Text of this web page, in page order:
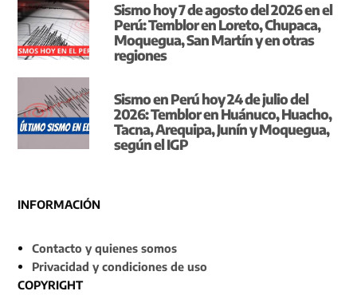
Sismo hoy 7 de agosto del 2026 en el
Perú: Temblor en Loreto, Chupaca,
Moquegua, San Martín y en otras
regiones
Sismo en Perú hoy 24 de julio del
2026: Temblor en Huánuco, Huacho,
Tacna, Arequipa, Junín y Moquegua,
según el IGP
INFORMACIÓN
Contacto y quienes somos
Privacidad y condiciones de uso
COPYRIGHT